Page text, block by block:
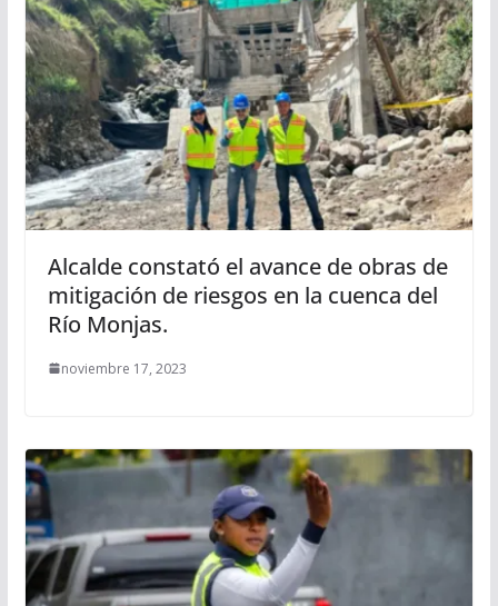
Alcalde constató el avance de obras de
mitigación de riesgos en la cuenca del
Río Monjas.
noviembre 17, 2023